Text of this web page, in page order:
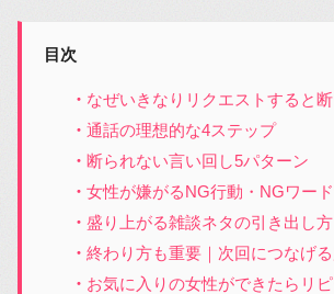
目次
なぜいきなりリクエストすると
通話の理想的な4ステップ
断られない言い回し5パターン
女性が嫌がるNG行動・NGワー
盛り上がる雑談ネタの引き出し方
終わり方も重要｜次回につなげ
お気に入りの女性ができたらリ